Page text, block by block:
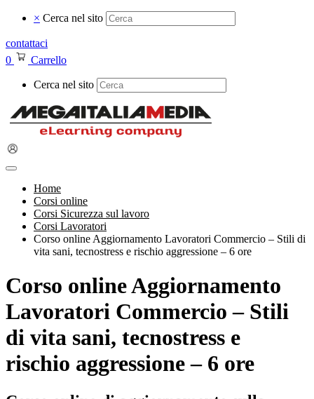
× Cerca nel sito
contattaci
0
Carrello
Cerca nel sito
Home
Corsi online
Corsi Sicurezza sul lavoro
Corsi Lavoratori
Corso online Aggiornamento Lavoratori Commercio – Stili di
vita sani, tecnostress e rischio aggressione – 6 ore
Corso online Aggiornamento
Lavoratori Commercio – Stili
di vita sani, tecnostress e
rischio aggressione – 6 ore